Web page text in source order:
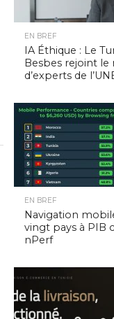
EN BREF
IA Éthique : Le
Besbes rejoint le
d’experts de
EN BREF
Navigation
vingt pays à PIB
nPerf